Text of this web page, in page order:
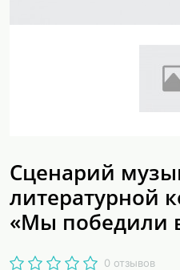
Сценарий
литературной
«Мы победили
0 отзывов